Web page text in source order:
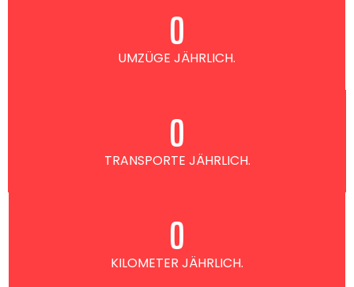
UMZÜGE JÄHRLICH.
0
TRANSPORTE JÄHRLICH.
0
KILOMETER JÄHRLICH.
0